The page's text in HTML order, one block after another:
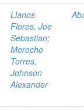
Llanos
Flores, Joe
Sebastian;
Morocho
Torres,
Johnson
Alexander